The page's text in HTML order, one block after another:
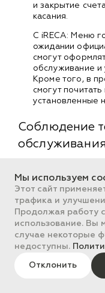
и закрытие
касания.
С iRECA: Меню
ожидании
смогут
обслуживание и
Кроме того, в
смогут
установленные
Соблюдение
смены
Реализована
называемого
обработки,
выполняться при
на рабочем месте.
действий могут
загрузка/
клиентов и любые
Мы используем
Этот сайт
трафика и
Продолжая работу
использование. Вы
случае некоторые
недоступны.
Отклонить